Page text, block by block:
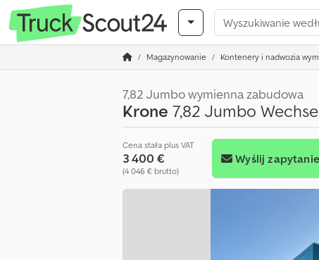
Magazynowanie Kontenery i nadwozia
7,82 Jumbo wymienna zabudowa
Krone 7,82 Jumbo
Cena stała plus VAT
3 400 €
(4 046 € brutto)
Wyślij zapytanie